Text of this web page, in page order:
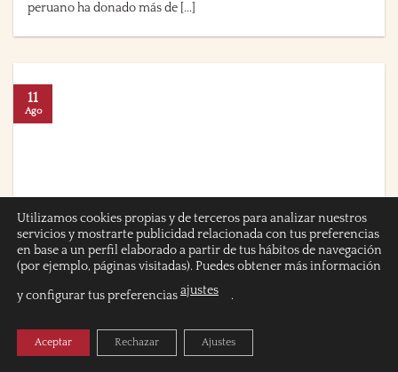
peruano ha donado más de [...]
Doble puerta grande en Almonaster la Real
Domínguez y David Gutiérrez resultaron triunfadores de [...]
11
Ago
Utilizamos cookies propias y de terceros para analizar nuestros
servicios y mostrarte publicidad relacionada con tus preferencias
en base a un perfil elaborado a partir de tus hábitos de navegación
(por ejemplo, páginas visitadas). Puedes obtener más información
y configurar tus preferenciasajustes .
Aceptar Rechazar Ajustes